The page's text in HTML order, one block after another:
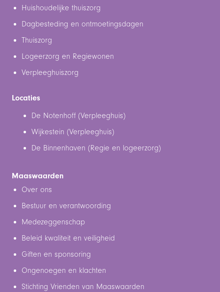
Huishoudelijke thuiszorg
Dagbesteding en ontmoetingsdagen
Thuiszorg
Logeerzorg en Regiewonen
Verpleeghuiszorg
Locaties
De Notenhoff (Verpleeghuis)
Wijkestein (Verpleeghuis)
De Binnenhaven (Regie en logeerzorg)
Maaswaarden
Over ons
Bestuur en verantwoording
Medezeggenschap
Beleid kwaliteit en veiligheid
Giften en sponsoring
Ongenoegen en klachten
Stichting Vrienden van Maaswaarden